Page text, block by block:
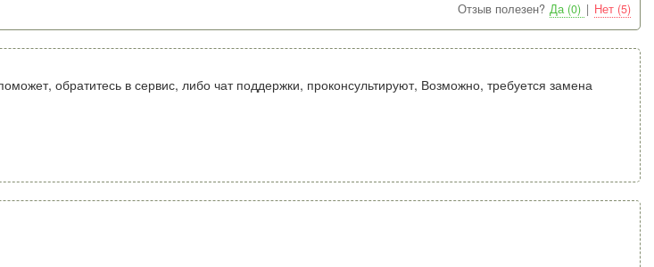
Отзыв полезен? Да (0) | Нет (5)
обратитесь в сервис, либо чат поддержки, проконсультируют, Возможно, требуется замена